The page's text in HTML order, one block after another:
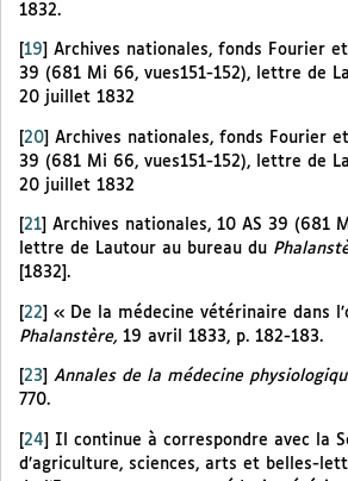
1832.
19
Archives nationales, fonds Fourier
39 (681 Mi 66, vues151-152), lettre de
20 juillet 1832
[20] Archives nationales, fonds Fourier
39 (681 Mi 66, vues151-152), lettre de
20 juillet 1832
21
Archives nationales, 10 AS 39 (681
lettre de Lautour au bureau du
[1832].
[22] « De la médecine vétérinaire dans
Phalanstère, 19 avril 1833, p. 182-183.
23 Annales de la médecine
770.
24
Il continue à correspondre avec la
d’agriculture, sciences, arts et belles-